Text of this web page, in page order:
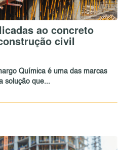
ao concreto
civil
Química é uma das marcas
solução que...